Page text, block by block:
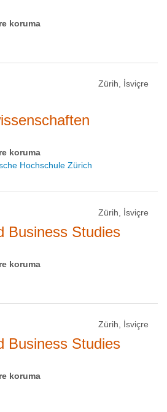
koruma
Zürih, İsviçre
koruma
Hochschule Zürich
Zürih, İsviçre
Business Studies
koruma
Zürih, İsviçre
Business Studies
koruma